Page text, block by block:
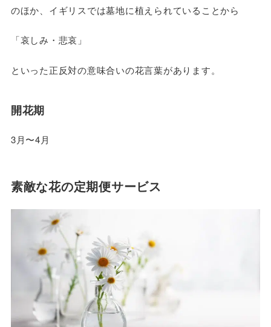
のほか、イギリスでは墓地に植えられていることから
「哀しみ・悲哀」
といった正反対の意味合いの花言葉があります。
開花期
3月〜4月
素敵な花の定期便サービス